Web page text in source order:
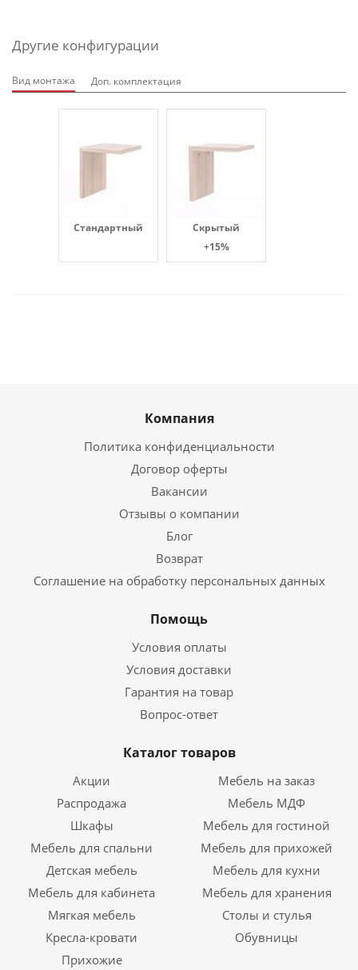
Другие конфигурации
Вид монтажа Доп. комплектация
Стандартный
Скрытый
+15%
Компания
Политика конфиденциальности
Договор оферты
Вакансии
Отзывы о компании
Блог
Возврат
Соглашение на обработку персональных данных
Помощь
Условия оплаты
Условия доставки
Гарантия на товар
Вопрос-ответ
Каталог товаров
Акции
Мебель на заказ
Распродажа
Мебель МДФ
Шкафы
Мебель для гостиной
Мебель для спальни
Мебель для прихожей
Детская мебель
Мебель для кухни
Мебель для кабинета
Мебель для хранения
Мягкая мебель
Столы и стулья
Кресла-кровати
Обувницы
Прихожие